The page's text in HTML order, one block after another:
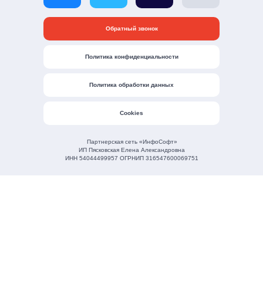
ИНН 54044499957 ОГРНИП 316547600069751
ИП Пясковская Елена Александровна
Партнерская сеть «ИнфоСофт»
Cookies
Обратный звонок
Политика конфиденциальности
Политика обработки данных